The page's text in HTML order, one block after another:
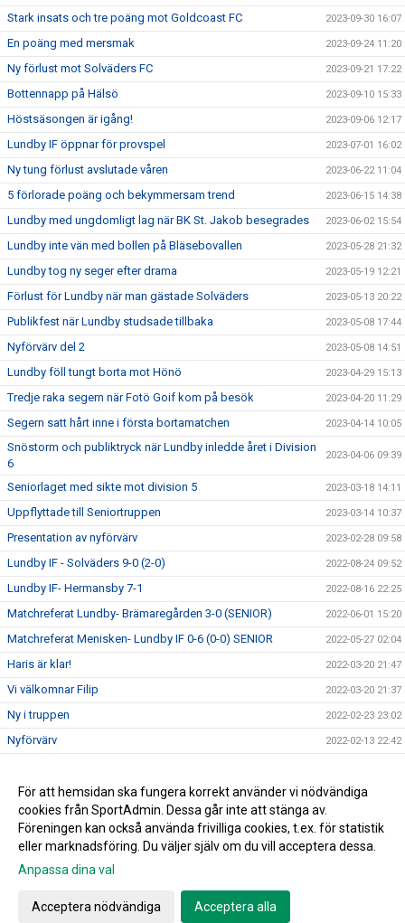
Stark insats och tre poäng mot Goldcoast FC 2023-09-30 16:07
En poäng med mersmak 2023-09-24 11:20
Ny förlust mot Solväders FC 2023-09-21 17:22
Bottennapp på Hälsö 2023-09-10 15:33
Höstsäsongen är igång! 2023-09-06 12:17
Lundby IF öppnar för provspel 2023-07-01 16:02
Ny tung förlust avslutade våren 2023-06-22 11:04
5 förlorade poäng och bekymmersam trend 2023-06-15 14:38
Lundby med ungdomligt lag när BK St. Jakob besegrades 2023-06-02 15:54
Lundby inte vän med bollen på Bläsebovallen 2023-05-28 21:32
Lundby tog ny seger efter drama 2023-05-19 12:21
Förlust för Lundby när man gästade Solväders 2023-05-13 20:22
Publikfest när Lundby studsade tillbaka 2023-05-08 17:44
Nyförvärv del 2 2023-05-08 14:51
Lundby föll tungt borta mot Hönö 2023-04-29 15:13
Tredje raka segern när Fotö Goif kom på besök 2023-04-20 11:29
Segern satt hårt inne i första bortamatchen 2023-04-14 10:05
Snöstorm och publiktryck när Lundby inledde året i Division
6
2023-04-06 09:39
Seniorlaget med sikte mot division 5 2023-03-18 14:11
Uppflyttade till Seniortruppen 2023-03-14 10:37
Presentation av nyförvärv 2023-02-28 09:58
Lundby IF - Solväders 9-0 (2-0) 2022-08-24 09:52
Lundby IF- Hermansby 7-1 2022-08-16 22:25
Matchreferat Lundby- Brämaregården 3-0 (SENIOR) 2022-06-01 15:20
Matchreferat Menisken- Lundby IF 0-6 (0-0) SENIOR 2022-05-27 02:04
Haris är klar! 2022-03-20 21:47
Vi välkomnar Filip 2022-03-20 21:37
Ny i truppen 2022-02-23 23:02
Nyförvärv 2022-02-13 22:42
Nyförvärv 2022-02-06 22:52
2022-02-06 22:44
Gå till Webbversion
För att hemsidan ska fungera korrekt använder vi nödvändiga
cookies från SportAdmin. Dessa går inte att stänga av.
Föreningen kan också använda frivilliga cookies, t.ex. för statistik
eller marknadsföring. Du väljer själv om du vill acceptera dessa.
Anpassa dina val
Acceptera nödvändiga Acceptera alla